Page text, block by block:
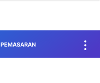
PEMASARAN